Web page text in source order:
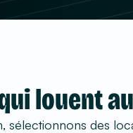
louent
sélectionnons des